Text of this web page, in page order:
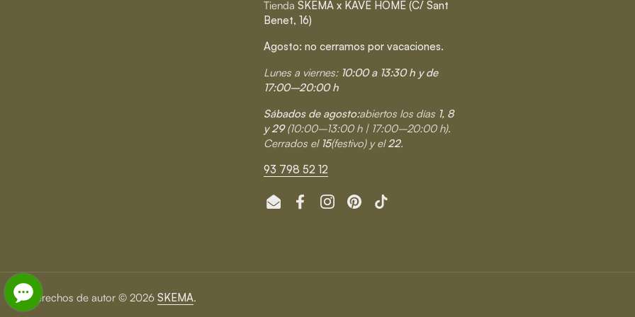
Tienda SKEMA x KAVE HOME (C/ Sant
Benet, 16)
Agosto: no cerramos por vacaciones.
Lunes a viernes: 10:00 a 13:30 h y de
17:00–20:00 h
Sábados de agosto:abiertos los días 1, 8
y 29(10:00–13:00 h | 17:00–20:00 h).
Cerrados el 15(festivo) y el22.
93 798 52 12
EmailFacebookInstagram
PinterestTikTok
Derechos de autor © 2026 SKEMA.